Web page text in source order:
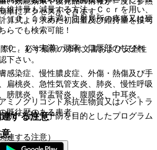
０．１％未満）注射局所の疼痛又は硬
。
．１％未満）頭痛、口唇部のしびれ
ミノグリコシド系抗生物質又はバシトラ
既往歴のある患者。
維持量も減量する方法：Ｃｃｒを用い、
算式より求めた初回量及び維持量を投与
感染症、慢性膿皮症、外傷・熱傷及び手
扁桃炎、急性気管支炎、肺炎、慢性呼吸
膀胱炎、腎盂腎炎、腹膜炎、中耳炎。
する注意
連する注意）
単にアクセスができます。
らでも検索可能！
に、必ず最新の添付文書および安全性
下さい。
断・治療・予防を目的としたプログラム